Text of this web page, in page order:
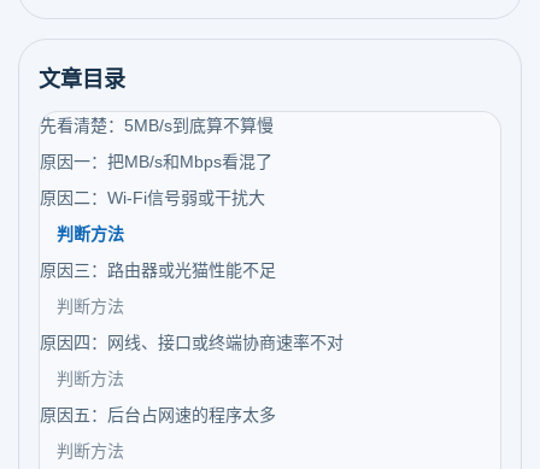
文章目录
先看清楚：5MB/s到底算不算慢
原因一：把MB/s和Mbps看混了
原因二：Wi-Fi信号弱或干扰大
判断方法
原因三：路由器或光猫性能不足
判断方法
原因四：网线、接口或终端协商速率不对
判断方法
原因五：后台占网速的程序太多
判断方法